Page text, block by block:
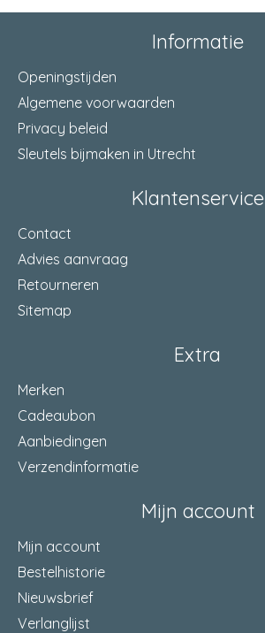
materiaal slotkast
draairichting
materiaal dagschoot messing
sluitlengte nachtschoot
Informatie
Openingstijden
Algemene voorwaarden
Privacy beleid
Sleutels bijmaken in Utrecht
Klantenservice
Contact
Advies aanvraag
Retourneren
Sitemap
Extra
Merken
Cadeaubon
Aanbiedingen
Verzendinformatie
Mijn account
Mijn account
Bestelhistorie
Nieuwsbrief
Verlanglijst